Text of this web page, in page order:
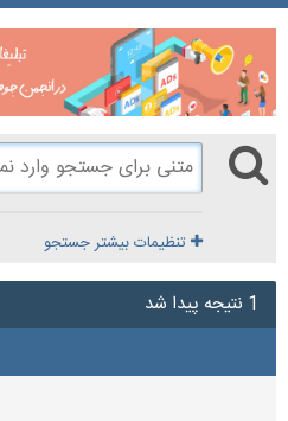
تنظیمات بیشتر جستجو
1 نتیجه پیدا شد